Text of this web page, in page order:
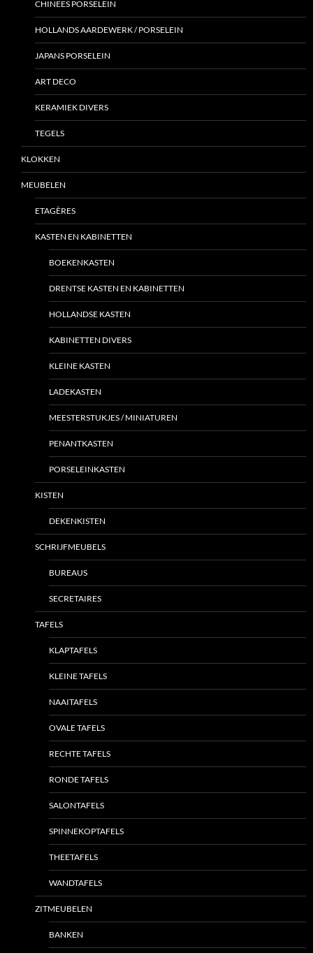
CHINEES PORSELEIN
HOLLANDS AARDEWERK / PORSELEIN
JAPANS PORSELEIN
ART DECO
KERAMIEK DIVERS
TEGELS
KLOKKEN
MEUBELEN
ETAGÈRES
KASTEN EN KABINETTEN
BOEKENKASTEN
DRENTSE KASTEN EN KABINETTEN
HOLLANDSE KASTEN
KABINETTEN DIVERS
KLEINE KASTEN
LADEKASTEN
MEESTERSTUKJES / MINIATUREN
PENANTKASTEN
PORSELEINKASTEN
KISTEN
DEKENKISTEN
SCHRIJFMEUBELS
BUREAUS
SECRETAIRES
TAFELS
KLAPTAFELS
KLEINE TAFELS
NAAITAFELS
OVALE TAFELS
RECHTE TAFELS
RONDE TAFELS
SALONTAFELS
SPINNEKOPTAFELS
THEETAFELS
WANDTAFELS
ZITMEUBELEN
BANKEN